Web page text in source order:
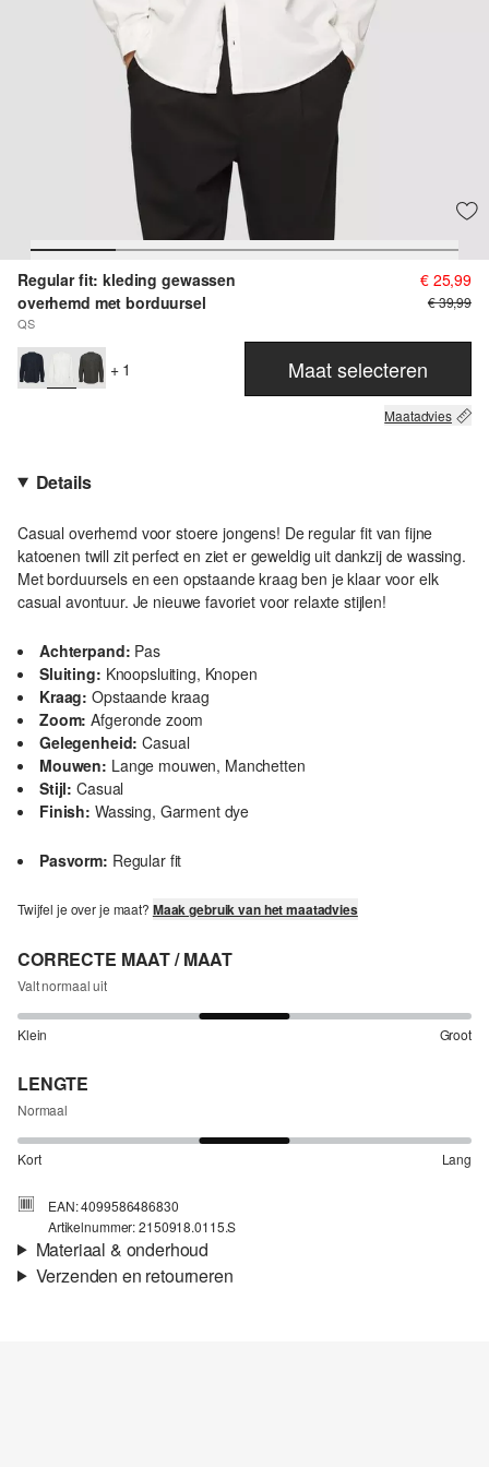
Regular fit: kleding gewassen
overhemd met borduursel
QS
€ 25,99
€ 39,99
+ 1 Maat selecteren
Maatadvies
Details
Casual overhemd voor stoere jongens! De regular fit van fijne
katoenen twill zit perfect en ziet er geweldig uit dankzij de wassing.
Met borduursels en een opstaande kraag ben je klaar voor elk
casual avontuur. Je nieuwe favoriet voor relaxte stijlen!
Achterpand: Pas
Sluiting: Knoopsluiting, Knopen
Kraag: Opstaande kraag
Zoom: Afgeronde zoom
Gelegenheid: Casual
Mouwen: Lange mouwen, Manchetten
Stijl: Casual
Finish: Wassing, Garment dye
Pasvorm: Regular fit
Twijfel je over je maat? Maak gebruik van het maatadvies
CORRECTE MAAT / MAAT
Valt normaal uit
Klein Groot
LENGTE
Normaal
Kort Lang
EAN: 4099586486830
Artikelnummer: 2150918.0115.S
Materiaal & onderhoud
Verzenden en retourneren